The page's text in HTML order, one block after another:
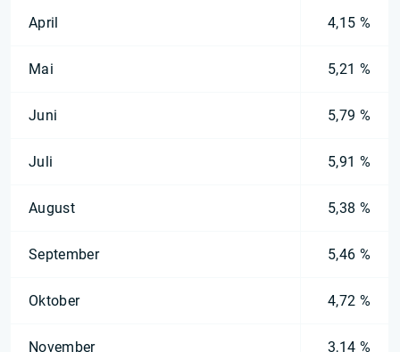
April 4,15 %
Mai 5,21 %
Juni 5,79 %
Juli 5,91 %
August 5,38 %
September 5,46 %
Oktober 4,72 %
November 3,14 %